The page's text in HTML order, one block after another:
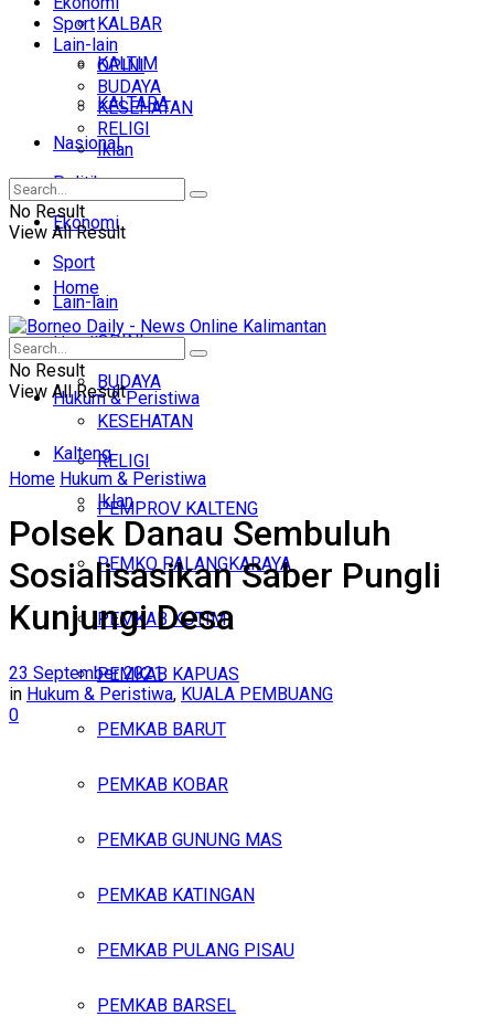
KALBAR
KALTIM
KALTARA
Nasional
Politik
Ekonomi
Sport
Lain-lain
OPINI
BUDAYA
KESEHATAN
RELIGI
Iklan
Minggu, Agustus 9, 2026
Sport
Lain-lain
OPINI
BUDAYA
KESEHATAN
RELIGI
Iklan
No Result
View All Result
Home
Headline
Hukum & Peristiwa
Kalteng
PEMPROV KALTENG
PEMKO PALANGKARAYA
PEMKAB KOTIM
PEMKAB KAPUAS
PEMKAB BARUT
PEMKAB KOBAR
PEMKAB GUNUNG MAS
PEMKAB KATINGAN
PEMKAB PULANG PISAU
PEMKAB BARSEL
No Result
View All Result
Home Hukum & Peristiwa
Polsek Danau Sembuluh
Sosialisasikan Saber Pungli
Kunjungi Desa
23 September 2021
in Hukum & Peristiwa, KUALA PEMBUANG
0